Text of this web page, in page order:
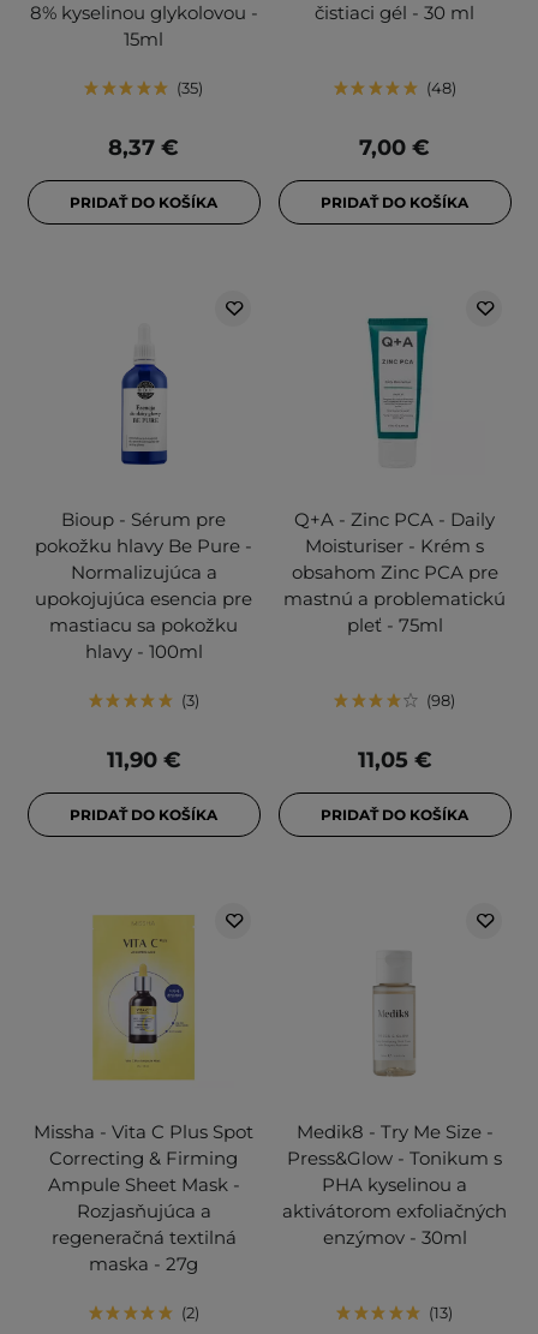
8% kyselinou glykolovou -
15ml
35
8,37 €
PRIDAŤ DO KOŠÍKA
čistiaci gél - 30 ml
48
7,00 €
PRIDAŤ DO KOŠÍKA
Bioup - Sérum pre
pokožku hlavy Be Pure -
Normalizujúca a
upokojujúca esencia pre
mastiacu sa pokožku
hlavy - 100ml
3
11,90 €
PRIDAŤ DO KOŠÍKA
Q+A - Zinc PCA - Daily
Moisturiser - Krém s
obsahom Zinc PCA pre
mastnú a problematickú
pleť - 75ml
98
11,05 €
PRIDAŤ DO KOŠÍKA
Missha - Vita C Plus Spot
Correcting & Firming
Ampule Sheet Mask -
Rozjasňujúca a
regeneračná textilná
maska - 27g
2
Medik8 - Try Me Size -
Press&Glow - Tonikum s
PHA kyselinou a
aktivátorom exfoliačných
enzýmov - 30ml
13